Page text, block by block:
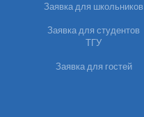
Заявка для школьников
Заявка для студентов
ТГУ
Заявка для гостей